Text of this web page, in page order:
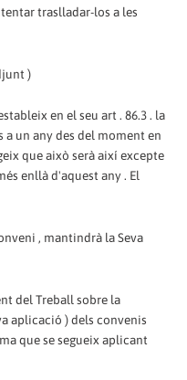
traslladar-los a les
)
en el seu art . 86.3 . la
un any des del moment en
que això serà així excepte
enllà d'aquest any . El
, mantindrà la Seva
del Treball sobre la
aplicació ) dels convenis
que se segueix aplicant